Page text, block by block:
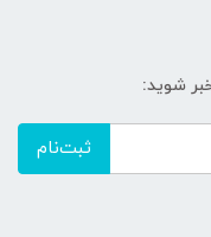
شوید:
ثبت‌نام